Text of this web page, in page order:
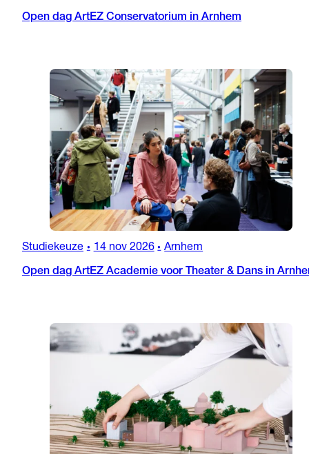
Open dag ArtEZ Conservatorium in Arnhem
Studiekeuze • 14 nov 2026 • Arnhem
Open dag ArtEZ Academie voor Theater & Dans in